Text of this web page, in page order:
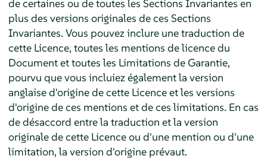
de certaines ou de toutes les Sections Invariantes en
plus des versions originales de ces Sections
Invariantes. Vous pouvez inclure une traduction de
cette Licence, toutes les mentions de licence du
Document et toutes les Limitations de Garantie,
pourvu que vous incluiez également la version
anglaise d'origine de cette Licence et les versions
d'origine de ces mentions et de ces limitations. En cas
de désaccord entre la traduction et la version
originale de cette Licence ou d'une mention ou d'une
limitation, la version d'origine prévaut.